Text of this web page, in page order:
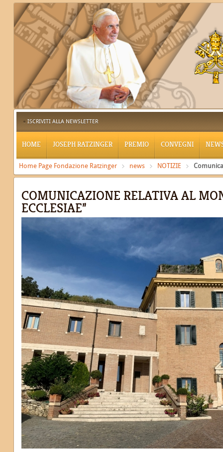
ISCRIVITI ALLA NEWSLETTER
HOME JOSEPH RATZINGER PREMIO CONVEGNI
Home Page Fondazione Ratzinger news NOTIZIE
COMUNICAZIONE RELATIVA AL
ECCLESIAE”